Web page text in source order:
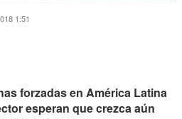
1:51
forzadas en América Latina
esperan que crezca aún